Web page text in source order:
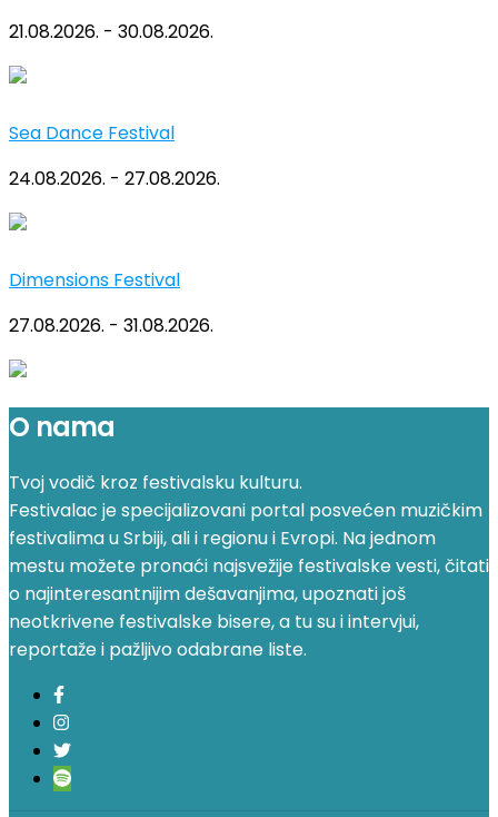
21.08.2026. - 30.08.2026.
Sea Dance Festival
24.08.2026. - 27.08.2026.
Dimensions Festival
27.08.2026. - 31.08.2026.
O nama
Tvoj vodič kroz festivalsku kulturu.
Festivalac je specijalizovani portal posvećen muzičkim
festivalima u Srbiji, ali i regionu i Evropi. Na jednom
mestu možete pronaći najsvežije festivalske vesti, čitati
o najinteresantnijim dešavanjima, upoznati još
neotkrivene festivalske bisere, a tu su i intervjui,
reportaže i pažljivo odabrane liste.